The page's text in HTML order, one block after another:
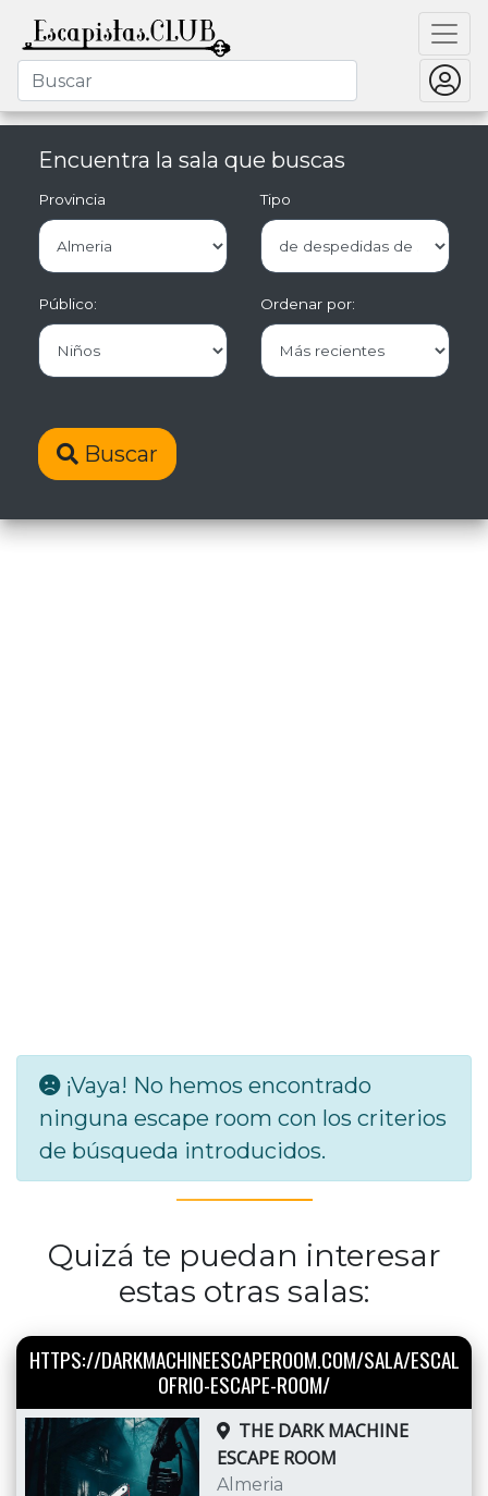
Encuentra la sala que buscas
Provincia Tipo
Público: Ordenar por:
Buscar
¡Vaya! No hemos encontrado
ninguna escape room con los criterios
de búsqueda introducidos.
Quizá te puedan interesar
estas otras salas:
HTTPS://DARKMACHINEESCAPEROOM.COM/SALA/ESCAL
OFRIO-ESCAPE-ROOM/
THE DARK MACHINE
ESCAPE ROOM
Almeria